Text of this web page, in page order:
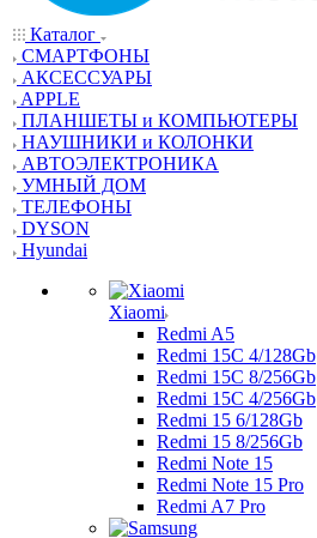
Каталог
СМАРТФОНЫ
АКСЕССУАРЫ
APPLE
ПЛАНШЕТЫ и КОМПЬЮТЕРЫ
НАУШНИКИ и КОЛОНКИ
АВТОЭЛЕКТРОНИКА
УМНЫЙ ДОМ
ТЕЛЕФОНЫ
DYSON
Hyundai
Xiaomi
Redmi A5
Redmi 15C 4/128Gb
Redmi 15C 8/256Gb
Redmi 15C 4/256Gb
Redmi 15 6/128Gb
Redmi 15 8/256Gb
Redmi Note 15
Redmi Note 15 Pro
Redmi A7 Pro